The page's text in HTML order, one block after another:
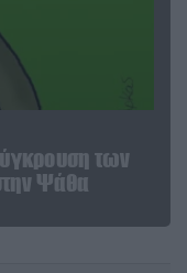
των
Ψάθα